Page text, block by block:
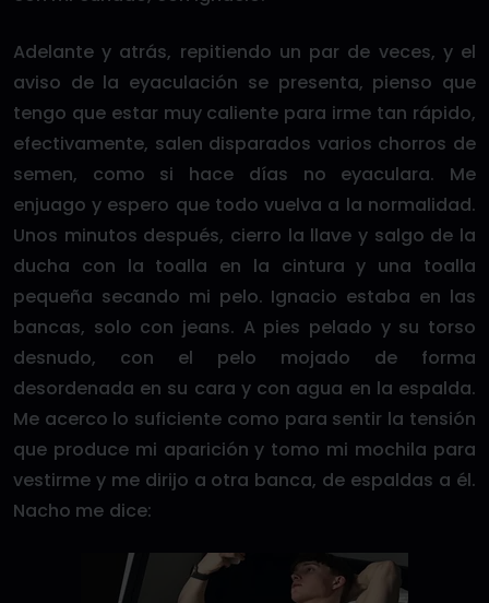
Adelante y atrás, repitiendo un par de veces, y el
aviso de la eyaculación se presenta, pienso que
tengo que estar muy caliente para irme tan rápido,
efectivamente, salen disparados varios chorros de
semen, como si hace días no eyaculara. Me
enjuago y espero que todo vuelva a la normalidad.
Unos minutos después, cierro la llave y salgo de la
ducha con la toalla en la cintura y una toalla
pequeña secando mi pelo. Ignacio estaba en las
bancas, solo con jeans. A pies pelado y su torso
desnudo, con el pelo mojado de forma
desordenada en su cara y con agua en la espalda.
Me acerco lo suficiente como para sentir la tensión
que produce mi aparición y tomo mi mochila para
vestirme y me dirijo a otra banca, de espaldas a él.
Nacho me dice: